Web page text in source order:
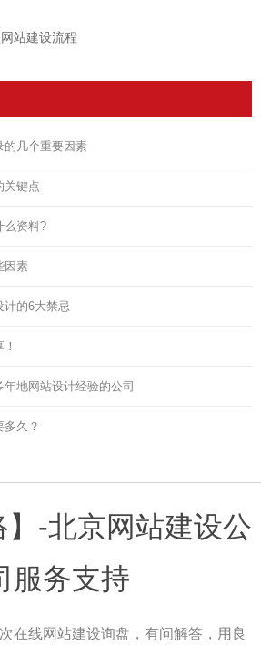
站建设流程
的几个重要因素
关键点
么资料?
因素
计的6大禁忌
地网站设计经验的公司
久？
】-北京网站建设公
服务支持
在线网站建设询盘，有问解答，用良